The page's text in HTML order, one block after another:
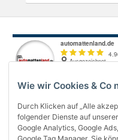
Wie wir Cookies & Co
Durch Klicken auf „Alle
folgender Dienste auf
Google Analytics, Google
Über uns